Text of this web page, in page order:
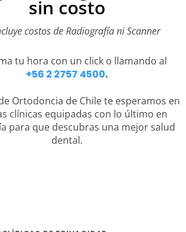
sin costo
costos de Radiografía ni Scanner
tu hora con un click o llamando al
+56 2 2757 4500.
Ortodoncia de Chile te esperamos en
clínicas equipadas con lo último en
para que descubras una mejor salud
dental.